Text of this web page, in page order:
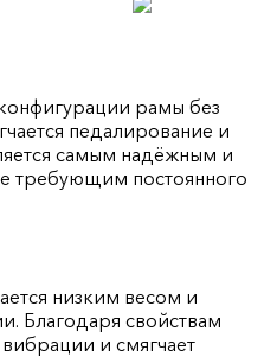
рамы без
педалирование и
самым надёжным и
требующим постоянного
низким весом и
Благодаря свойствам
вибрации и смягчает